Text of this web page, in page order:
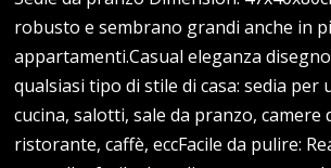
robusto e sembrano grandi anche in
appartamenti.Casual eleganza
qualsiasi tipo di stile di casa: sedia per
cucina, salotti, sale da pranzo, camere
ristorante, caffè, eccFacile da pulire: